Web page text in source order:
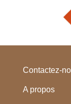
Contactez-
A propos